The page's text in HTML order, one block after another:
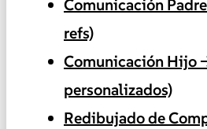
Comunicación
refs)
Comunicación Hijo
personalizados)
Redibujado de